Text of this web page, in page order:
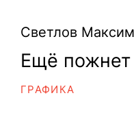
Светлов Максим
Ещё пожнет
ГРАФИКА